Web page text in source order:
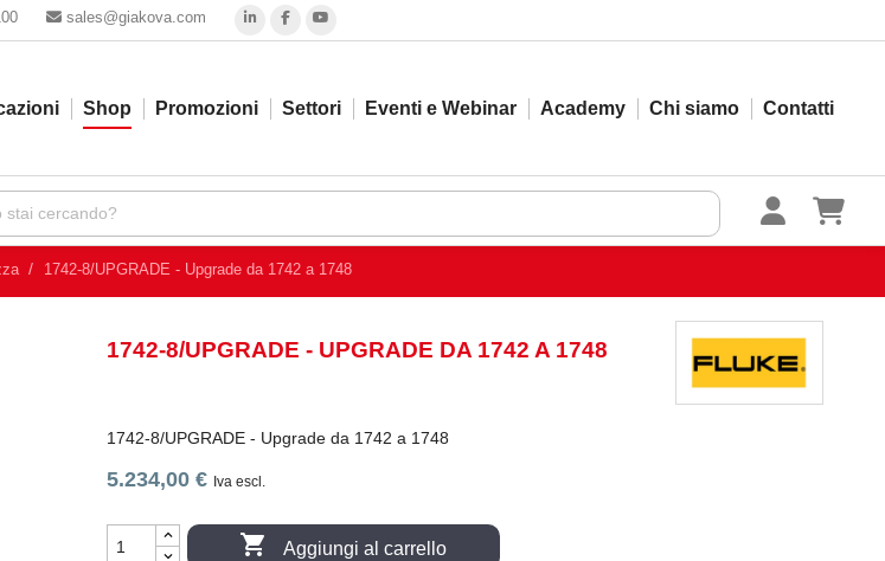
sales@giakova.com
Shop Promozioni Settori Eventi e Webinar Academy Chi siamo Contatti
1742-8/UPGRADE - Upgrade da 1742 a 1748
1742-8/UPGRADE - UPGRADE DA 1742 A 1748
1742-8/UPGRADE - Upgrade da 1742 a 1748
5.234,00 € Iva escl.
 Aggiungi al carrello